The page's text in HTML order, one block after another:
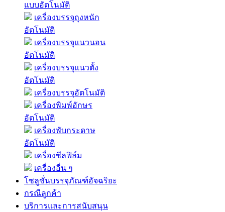
แบบอัตโนมัติ
เครื่องบรรจุถุงหนัก
อัตโนมัติ
เครื่องบรรจุแนวนอน
อัตโนมัติ
เครื่องบรรจุแนวตั้ง
อัตโนมัติ
เครื่องบรรจุอัตโนมัติ
เครื่องพิมพ์อักษร
อัตโนมัติ
เครื่องพับกระดาษ
อัตโนมัติ
เครื่องซีลฟิล์ม
เครื่องอื่น ๆ
โซลูชั่นบรรจุภัณฑ์อัจฉริยะ
กรณีลูกค้า
บริการและการสนับสนุน